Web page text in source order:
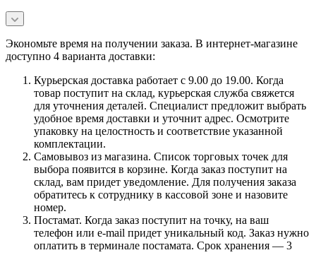
Экономьте время на получении заказа. В интернет-магазине
доступно 4 варианта доставки:
Курьерская доставка работает с 9.00 до 19.00. Когда
товар поступит на склад, курьерская служба свяжется
для уточнения деталей. Специалист предложит выбрать
удобное время доставки и уточнит адрес. Осмотрите
упаковку на целостность и соответствие указанной
комплектации.
Самовывоз из магазина. Список торговых точек для
выбора появится в корзине. Когда заказ поступит на
склад, вам придет уведомление. Для получения заказа
обратитесь к сотруднику в кассовой зоне и назовите
номер.
Постамат. Когда заказ поступит на точку, на ваш
телефон или e-mail придет уникальный код. Заказ нужно
оплатить в терминале постамата. Срок хранения — 3